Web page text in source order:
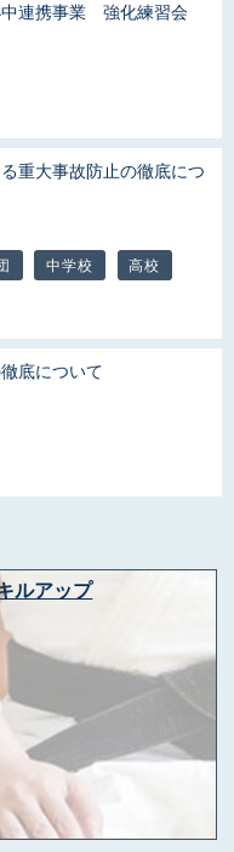
中連携事業 強化練習会
重大事故防止の徹底につ
中学校 高校
底について
ルアップ